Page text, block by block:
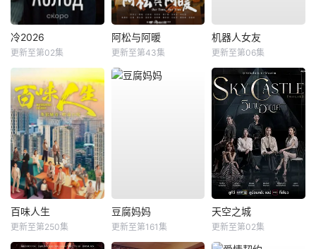
冷2026
更新至第02集
阿松与阿暖
更新至第43集
机器人女友
更新至第06集
百味人生
更新至第250集
豆腐妈妈
更新至第161集
天空之城
更新至第02集